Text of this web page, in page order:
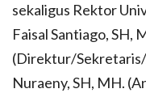
sekaligus Rektor
Faisal Santiago, SH,
(Direktur/
Nuraeny, SH, MH.